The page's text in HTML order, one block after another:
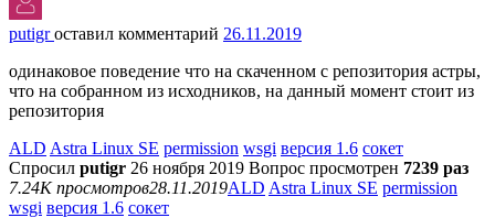
putigr оставил комментарий 26.11.2019
одинаковое поведение что на скаченном с репозитория астры,
что на собранном из исходников, на данный момент стоит из
репозитория
ALD Astra Linux SE permission wsgi версия 1.6 сокет
Спросил putigr 26 ноября 2019 Вопрос просмотрен 7239 раз
7.24K просмотров28.11.2019ALD Astra Linux SE permission
wsgi версия 1.6 сокет